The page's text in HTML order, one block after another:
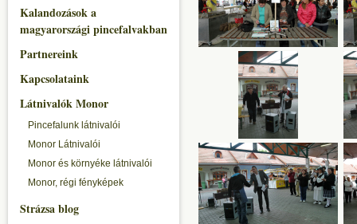
Kalandozások a
magyarországi pincefalvakban
Partnereink
Kapcsolataink
Látnivalók Monor
Pincefalunk látnivalói
Monor Látnivalói
Monor és környéke látnivalói
Monor, régi fényképek
Strázsa blog